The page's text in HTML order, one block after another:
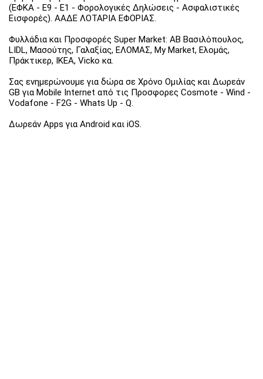
(ΕΦΚΑ - Ε9 - Ε1 - Φορολογικές Δηλώσεις - Ασφαλιστικές
Εισφορές). ΑΑΔΕ ΛΟΤΑΡΙΑ ΕΦΟΡΙΑΣ.
Φυλλάδια και Προσφορές Super Market: ΑΒ Βασιλόπουλος,
LIDL, Μασούτης, Γαλαξίας, ΕΛΟΜΑΣ, My Market, Ελομάς,
Πράκτικερ, ΙΚΕΑ, Vicko κα.
Σας ενημερώνουμε για δώρα σε Χρόνο Ομιλίας και Δωρεάν
GB για Mobile Internet από τις Προσφορες Cosmote - Wind -
Vodafone - F2G - Whats Up - Q.
Δωρεάν Apps για Android και iOS.